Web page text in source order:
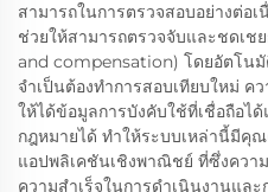
สามารถในการตรวจสอบอย่างต่อ
ช่วยให้สามารถตรวจจับและชดเ
and compensation) โดยอัตโนมั
จำเป็นต้องทำการสอบเทียบใหม่
ให้ได้ข้อมูลการบังคับใช้ที่เชื่อถือไ
กฎหมายได้ ทำให้ระบบเหล่านี้มีคุ
แอปพลิเคชันเชิงพาณิชย์ ที่ซึ่งควา
ความสำเร็จในการดำเนินงานแล